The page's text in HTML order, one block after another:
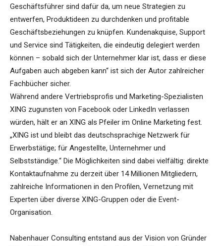
Geschäftsführer sind dafür da, um neue Strategien zu
entwerfen, Produktideen zu durchdenken und profitable
Geschäftsbeziehungen zu knüpfen. Kundenakquise, Support
und Service sind Tätigkeiten, die eindeutig delegiert werden
können – sobald sich der Unternehmer klar ist, dass er diese
Aufgaben auch abgeben kann“ ist sich der Autor zahlreicher
Fachbücher sicher.
Während andere Vertriebsprofis und Marketing-Spezialisten
XING zugunsten von Facebook oder LinkedIn verlassen
würden, hält er an XING als Pfeiler im Online Marketing fest.
„XING ist und bleibt das deutschsprachige Netzwerk für
Erwerbstätige; für Angestellte, Unternehmer und
Selbstständige.“ Die Möglichkeiten sind dabei vielfältig: direkte
Kontaktaufnahme zu derzeit über 14 Millionen Mitgliedern,
zahlreiche Informationen in den Profilen, Vernetzung mit
Experten über diverse XING-Gruppen oder die Event-
Organisation.
Nabenhauer Consulting entstand aus der Vision von Gründer